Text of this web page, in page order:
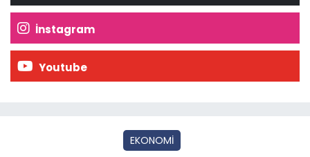
İnstagram
Youtube
EKONOMİ